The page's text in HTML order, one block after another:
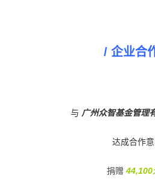
/ 企业合
与 广州众智基金管理
达成合作
捐赠 44,100